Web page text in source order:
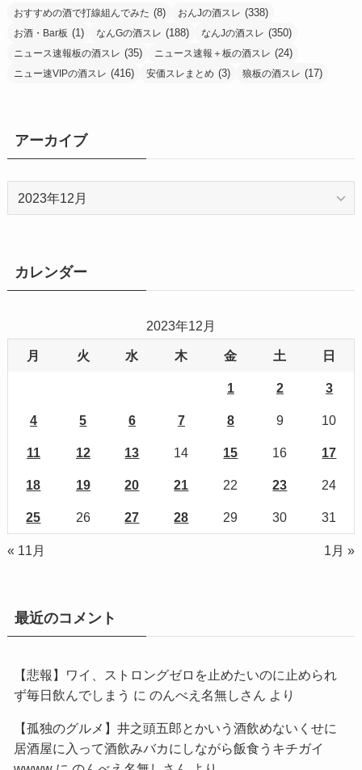
おすすめの酒で打線組んでみた (8) おんJの酒スレ (338)
お酒・Bar板 (1) なんGの酒スレ (188) なんJの酒スレ (350)
ニュース速報板の酒スレ (35) ニュース速報＋板の酒スレ (24)
ニュー速VIPの酒スレ (416) 安価スレまとめ (3) 狼板の酒スレ (17)
アーカイブ
ブカレンダー
2023年12月
月 火 水 木 金 土 日
1 2 3
4 5 6 7 8 9 10
11 12 13 14 15 16 17
18 19 20 21 22 23 24
25 26 27 28 29 30 31
« 11月 1月 »
最近のコメント
【悲報】ワイ、ストロングゼロを止めたいのに止められ
ず毎日飲んでしまう に のんべえ名無しさん より
【孤独のグルメ】井之頭五郎とかいう酒飲めないくせに
居酒屋に入って酒飲みバカにしながら飯食うキチガイ